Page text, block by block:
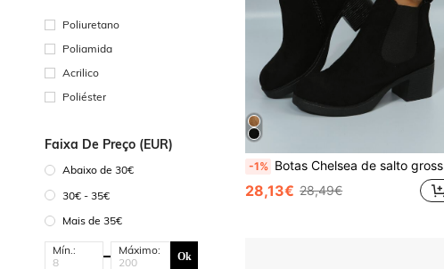
Poliuretano
Poliamida
Acrilico
Poliéster
Faixa De Preço (EUR)
Abaixo de 30€
30€ - 35€
Mais de 35€
Mín.: Máximo: Ok
-1% Botas Chelsea de salto grosso com zíper lateral, outono/inverno 2025, salto alto, pretas, elegantes, cor sólida, femininas, para usar com calças, leggings da moda combinando
28,13€ 28,49€